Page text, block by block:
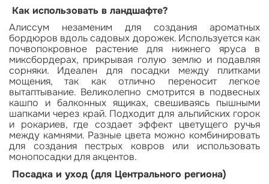
Как использовать в ландшафте?
Алиссум незаменим для создания ароматных
бордюров вдоль садовых дорожек. Используется как
почвопокровное растение для нижнего яруса в
миксбордерах, прикрывая голую землю и подавляя
сорняки. Идеален для посадки между плитками
мощения, так как отлично переносит легкое
вытаптывание. Великолепно смотрится в подвесных
кашпо и балконных ящиках, свешиваясь пышными
шапками через край. Подходит для альпийских горок
и рокариев, где создает эффект цветущего ручья
между камнями. Разные цвета можно комбинировать
для создания пестрых ковров или использовать
монопосадки для акцентов.
Посадка и уход (для Центрального региона)